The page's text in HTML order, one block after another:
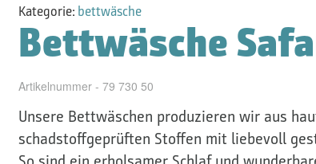
Kategorie: bettwäsche
Bettwäsche
Artikelnummer - 79 730 50
Unsere Bettwäschen produzieren wir aus
schadstoffgeprüften Stoffen mit liebevoll